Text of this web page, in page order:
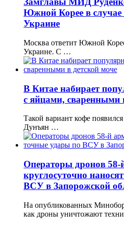
Южной Корее в случае
Украине
Москва ответит Южной
Украине. С …
В Китае набирает
с яйцами, сваренными
Такой вариант кофе
Дунъян …
Операторы дронов
круглосуточно
ВСУ в Запорожской
На опубликованных
как дроны уничтожают